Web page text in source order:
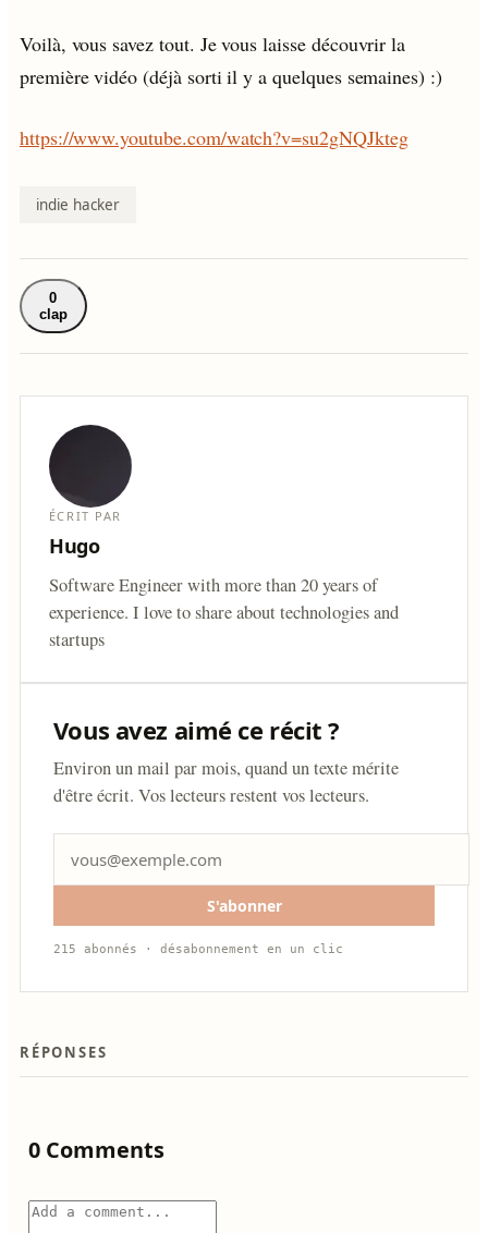
Voilà, vous savez tout. Je vous laisse découvrir la
première vidéo (déjà sorti il y a quelques semaines) :)
https://www.youtube.com/watch?v=su2gNQJkteg
indie hacker
0
clap
ÉCRIT PAR
Hugo
Software Engineer with more than 20 years of
experience. I love to share about technologies and
startups
Vous avez aimé ce récit ?
Environ un mail par mois, quand un texte mérite
d'être écrit. Vos lecteurs restent vos lecteurs.
S'abonner
215 abonnés · désabonnement en un clic
RÉPONSES
0 Comments